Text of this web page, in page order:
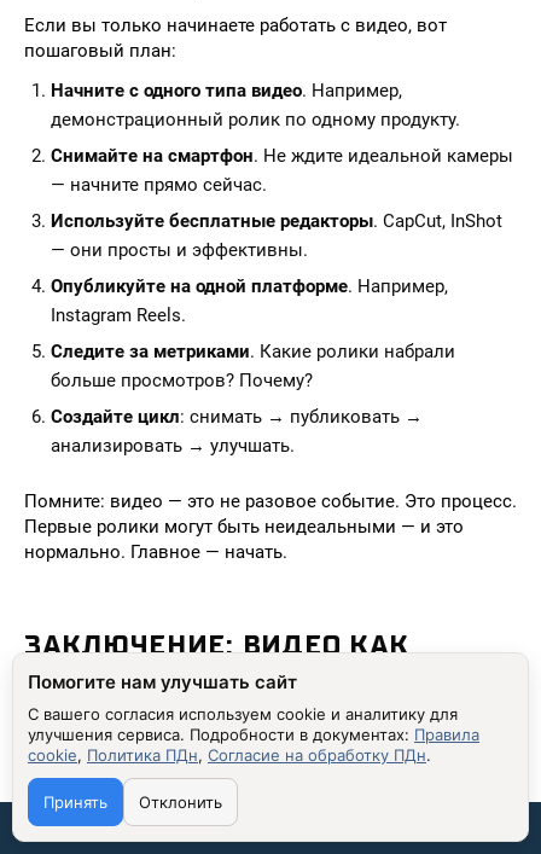
Если вы только начинаете работать с видео, вот
пошаговый план:
Начните с одного типа видео. Например,
демонстрационный ролик по одному продукту.
Снимайте на смартфон. Не ждите идеальной камеры
— начните прямо сейчас.
Используйте бесплатные редакторы. CapCut, InShot
— они просты и эффективны.
Опубликуйте на одной платформе. Например,
Instagram Reels.
Следите за метриками. Какие ролики набрали
больше просмотров? Почему?
Создайте цикл: снимать → публиковать →
анализировать → улучшать.
Помните: видео — это не разовое событие. Это процесс.
Первые ролики могут быть неидеальными — и это
нормально. Главное — начать.
ЗАКЛЮЧЕНИЕ: ВИДЕО КАК
ФУНДАМЕНТ МАРКЕТИНГА
Видео больше не является «дополнительным»
инструментом в маркетинге интернет-магазина — оно
стало его основой. Технологии, поведение
потребителей и алгоритмы социальных платформ
изменились. Те, кто игнорирует видео, теряют не только
Связаться со мной:
Помогите нам улучшать сайт
С вашего согласия используем cookie и аналитику для
улучшения сервиса. Подробности в документах: Правила
cookie, Политика ПДн, Согласие на обработку ПДн.
Принять Отклонить